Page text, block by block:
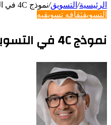
الرئيسية/ التسويق/نموذج 4C في التسويق
التسويقثقافه تسويقيه
نموذج 4C في التسويق